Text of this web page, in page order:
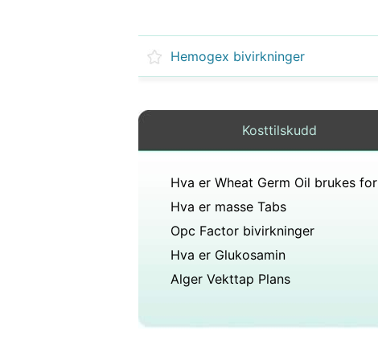
Hemogex bivirkninger
Kosttilskudd
Hva er Wheat Germ Oil brukes for
Hva er masse Tabs
Opc Factor bivirkninger
Hva er Glukosamin
Alger Vekttap Plans